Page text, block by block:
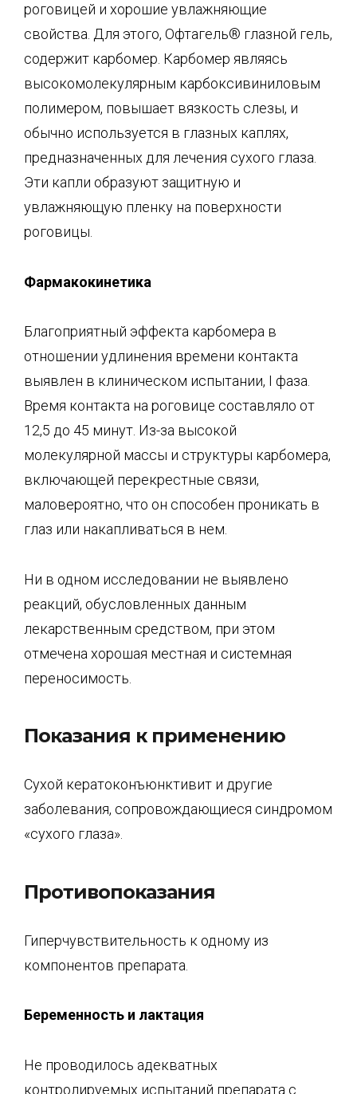
роговицей и хорошие увлажняющие
свойства. Для этого, Офтагель® глазной гель,
содержит карбомер. Карбомер являясь
высокомолекулярным карбоксивиниловым
полимером, повышает вязкость слезы, и
обычно используется в глазных каплях,
предназначенных для лечения сухого глаза.
Эти капли образуют защитную и
увлажняющую пленку на поверхности
роговицы.
Фармакокинетика
Благоприятный эффекта карбомера в
отношении удлинения времени контакта
выявлен в клиническом испытании, I фаза.
Время контакта на роговице составляло от
12,5 до 45 минут. Из-за высокой
молекулярной массы и структуры карбомера,
включающей перекрестные связи,
маловероятно, что он способен проникать в
глаз или накапливаться в нем.
Ни в одном исследовании не выявлено
реакций, обусловленных данным
лекарственным средством, при этом
отмечена хорошая местная и системная
переносимость.
Показания к применению
Сухой кератоконъюнктивит и другие
заболевания, сопровождающиеся синдромом
«сухого глаза».
Противопоказания
Гиперчувствительность к одному из
компонентов препарата.
Беременность и лактация
Не проводилось адекватных
контролируемых испытаний препарата с